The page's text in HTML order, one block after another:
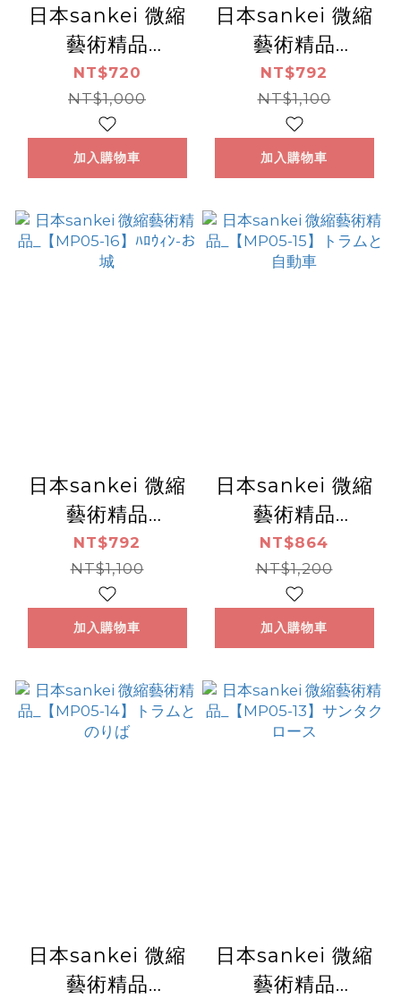
日本sankei 微縮
藝術精品
_【MP05-18】ﾊﾛ
ｳｨﾝ-魔女
NT$720
NT$1,000
加入購物車
日本sankei 微縮
藝術精品
_【MP05-17】ﾊﾛ
ｳｨﾝ-かぼちゃ畑
NT$792
NT$1,100
加入購物車
日本sankei 微縮
藝術精品
_【MP05-16】ﾊﾛ
ｳｨﾝ-お城
NT$792
NT$1,100
加入購物車
日本sankei 微縮
藝術精品
_【MP05-15】ト
ラムと自動車
NT$864
NT$1,200
加入購物車
日本sankei 微縮
藝術精品
日本sankei 微縮
藝術精品